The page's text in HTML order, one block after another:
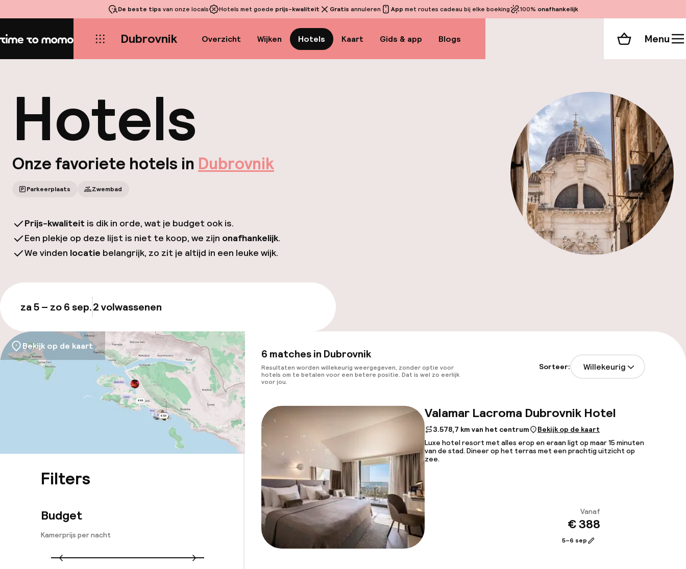
De beste tips van onze locals Hotels met goede prijs-kwaliteit Gratis annuleren App met routes cadeau bij elke boeking 100% onafhankelijk
Home Dubrovnik Overzicht Wijken Hotels Kaart Gids & app Blogs Winkelmand
Menu
Hotels
Onze favoriete hotels in Dubrovnik
Parkeerplaats Zwembad
Prijs-kwaliteit is dik in orde, wat je budget ook is.
Een plekje op deze lijst is niet te koop, we zijn onafhankelijk.
We vinden locatie belangrijk, zo zit je altijd in een leuke wijk.
za 5 – zo 6 sep.2 volwassenen
Bekijk op de kaart
Filters
Budget
Kamerprijs per nacht
6 matches in Dubrovnik
Resultaten worden willekeurig weergegeven, zonder optie voor
hotels om te betalen voor een betere positie. Dat is wel zo eerlijk
voor jou.
Sorteer: Willekeurig
Valamar Lacroma Dubrovnik Hotel
3.578,7 km van het centrum
Bekijk op de kaart
Luxe hotel resort met alles erop en eraan ligt op maar 15 minuten
van de stad. Dineer op het terras met een prachtig uitzicht op
zee.
Vanaf
€ 388
5–6 sep